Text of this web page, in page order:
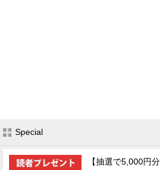
Special
【抽選で5,000円